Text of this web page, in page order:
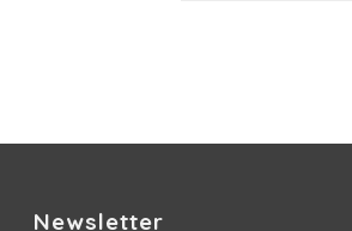
Newsletter